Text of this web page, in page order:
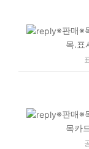
※판매※
목.표
※판매※
목카